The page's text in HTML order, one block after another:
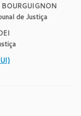
de Justiça